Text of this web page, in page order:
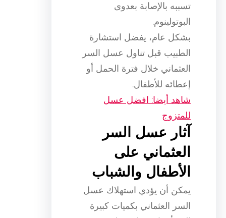
تسببه بالإصابة بعدوى
البوتولينوم.
بشكل عام، يفضل استشارة
الطبيب قبل تناول عسل السر
العثماني خلال فترة الحمل أو
إعطائه للأطفال.
شاهد أيضا: افضل عسل
للمتزوج
آثار عسل السر
العثماني على
الأطفال والشباب
يمكن أن يؤدي استهلاك عسل
السر العثماني بكميات كبيرة